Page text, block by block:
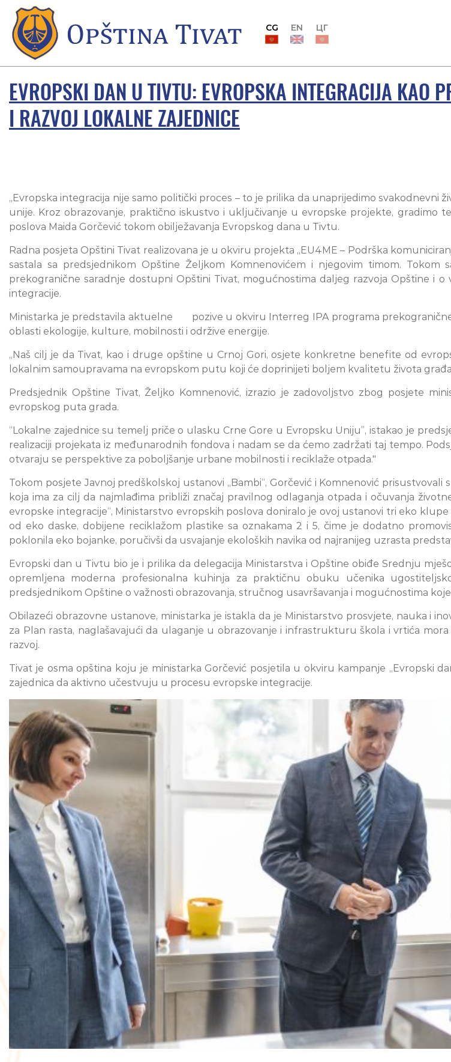
CG EN ЦГ
EVROPSKI DAN U TIVTU: EVROPSKA INTEGRACIJA KAO
I RAZVOJ LOKALNE ZAJEDNICE
„Evropska integracija nije samo politički proces – to je prilika da unaprijedimo
unije. Kroz obrazovanje, praktično iskustvo i uključivanje u evropske projekte, gradimo
poslova Maida Gorčević tokom obilježavanja Evropskog dana u Tivtu.
Radna posjeta Opštini Tivat realizovana je u okviru projekta „EU4ME – Podrška
sastala sa predsjednikom Opštine Željkom Komnenovićem i njegovim timom.
prekogranične saradnje dostupni Opštini Tivat, mogućnostima daljeg razvoja Opštine i
integracije.
Ministarka je predstavila aktuelne pozive u okviru Interreg IPA programa prekogranične
oblasti ekologije, kulture, mobilnosti i održive energije.
„Naš cilj je da Tivat, kao i druge opštine u Crnoj Gori, osjete konkretne benefite od
lokalnim samoupravama na evropskom putu koji će doprinijeti boljem kvalitetu života
Predsjednik Opštine Tivat, Željko Komnenović, izrazio je zadovoljstvo zbog posjete
evropskog puta grada.
“Lokalne zajednice su temelj priče o ulasku Crne Gore u Evropsku Uniju”, istakao je
realizaciji projekata iz međunarodnih fondova i nadam se da ćemo zadržati taj tempo.
otvaraju se perspektive za poboljšanje urbane mobilnosti i reciklaže otpada."
Tokom posjete Javnoj predškolskoj ustanovi „Bambi“, Gorčević i Komnenović
koja ima za cilj da najmlađima približi značaj pravilnog odlaganja otpada i očuvanja
evropske integracije“, Ministarstvo evropskih poslova doniralo je ovoj ustanovi tri eko
od eko daske, dobijene reciklažom plastike sa oznakama 2 i 5, čime je dodatno
poklonila eko bojanke, poručivši da usvajanje ekoloških navika od najranijeg uzrasta
Evropski dan u Tivtu bio je i prilika da delegacija Ministarstva i Opštine obiđe Srednju
opremljena moderna profesionalna kuhinja za praktičnu obuku učenika
predsjednikom Opštine o važnosti obrazovanja, stručnog usavršavanja i mogućnostima
Obilazeći obrazovne ustanove, ministarka je istakla da je Ministarstvo prosvjete, nauka i
za Plan rasta, naglašavajući da ulaganje u obrazovanje i infrastrukturu škola i vrtića
razvoj.
Tivat je osma opština koju je ministarka Gorčević posjetila u okviru kampanje „Evropski
zajednica da aktivno učestvuju u procesu evropske integracije.